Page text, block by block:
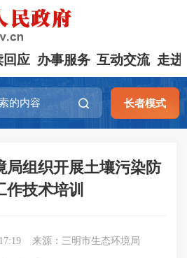
回应 办事服务 互动交流 走进
长者模式
局组织开展土壤污染防
作技术培训
来源：三明市生态环境局